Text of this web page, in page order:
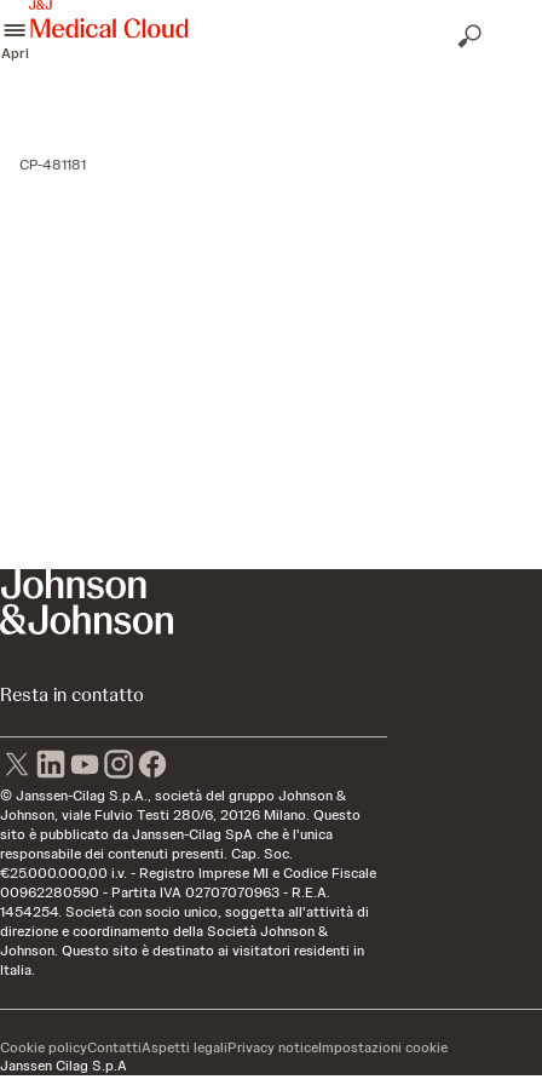
Apri
CP-481181
Resta in contatto
© Janssen-Cilag S.p.A., società del gruppo Johnson &
Johnson, viale Fulvio Testi 280/6, 20126 Milano. Questo
sito è pubblicato da Janssen-Cilag SpA che è l'unica
responsabile dei contenuti presenti. Cap. Soc.
€25.000.000,00 i.v. - Registro Imprese MI e Codice Fiscale
00962280590 - Partita IVA 02707070963 - R.E.A.
1454254. Società con socio unico, soggetta all'attività di
direzione e coordinamento della Società Johnson &
Johnson. Questo sito è destinato ai visitatori residenti in
Italia.
Janssen Cilag S.p.A
Cookie policyContattiAspetti legaliPrivacy noticeImpostazioni cookie